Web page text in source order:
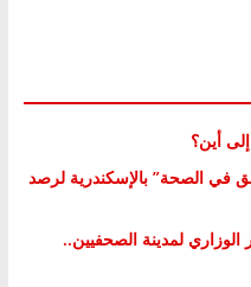
أين؟
في الصحة” بالإسكندرية لرصد
الوزاري لمدينة الصحفيين..